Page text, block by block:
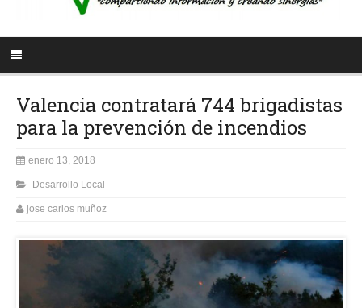
Valencia contratará 744 brigadistas
para la prevención de incendios
enero 13, 2018
Desarrollo Local
jose carlos muñoz